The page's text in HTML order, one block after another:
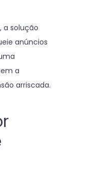
a solução
anúncios
a
arriscada.